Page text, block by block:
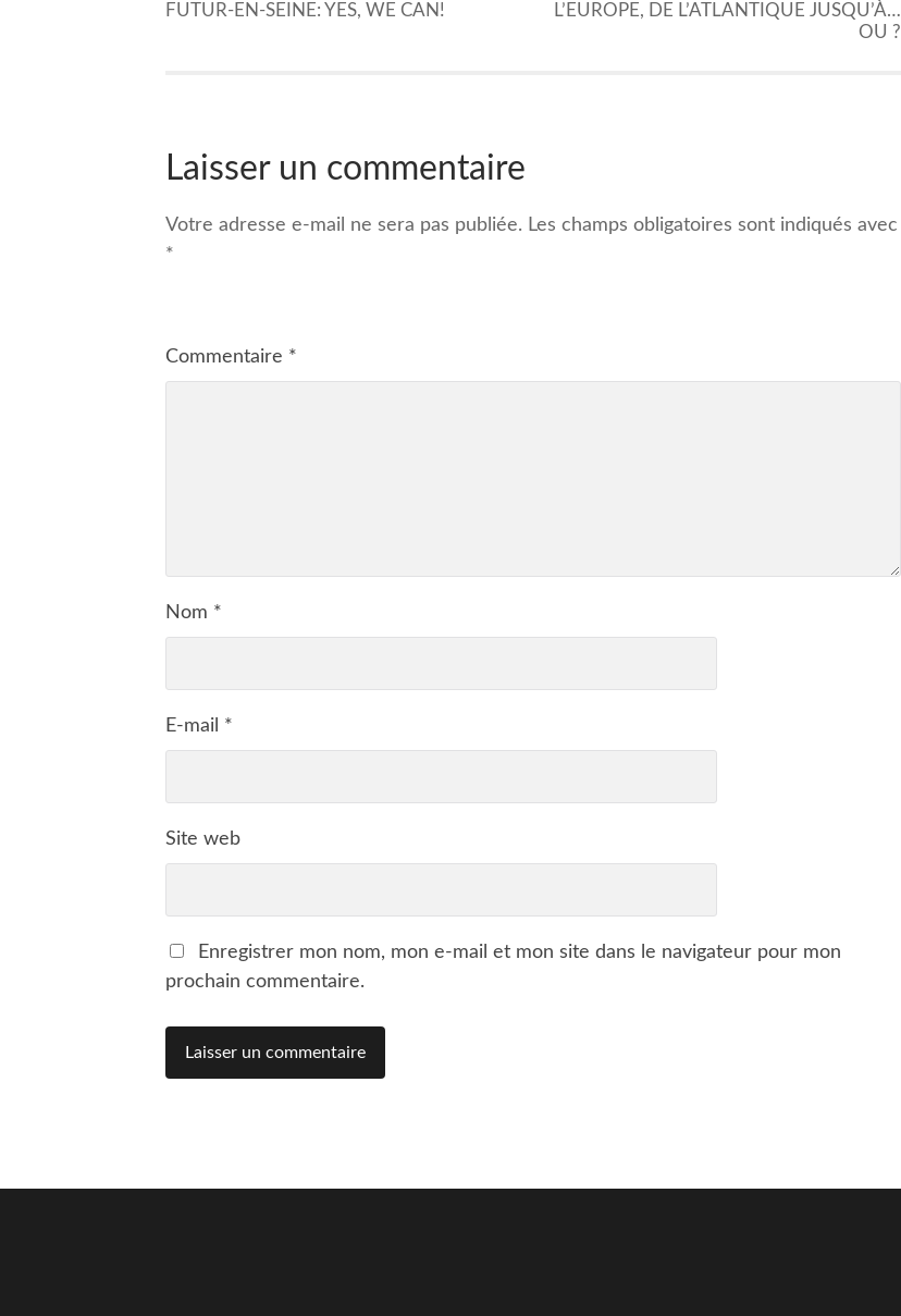
FUTUR-EN-SEINE: YES, WE CAN!
L’EUROPE, DE L’ATLANTIQUE JUSQU’À…
OU ?
Laisser un commentaire
Votre adresse e-mail ne sera pas publiée. Les champs obligatoires sont indiqués avec
*
Commentaire *
Nom *
E-mail *
Site web
Enregistrer mon nom, mon e-mail et mon site dans le navigateur pour mon
prochain commentaire.